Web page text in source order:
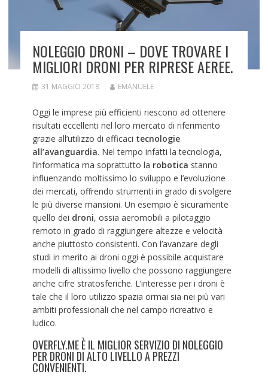
NOLEGGIO DRONI – DOVE TROVARE I
MIGLIORI DRONI PER RIPRESE AEREE.
31 MAGGIO 2018 EMANUELE
Oggi le imprese più efficienti riescono ad ottenere
risultati eccellenti nel loro mercato di riferimento
grazie all’utilizzo di efficaci tecnologie
all’avanguardia. Nel tempo infatti la tecnologia,
l’informatica ma soprattutto la robotica stanno
influenzando moltissimo lo sviluppo e l’evoluzione
dei mercati, offrendo strumenti in grado di svolgere
le più diverse mansioni. Un esempio è sicuramente
quello dei droni, ossia aeromobili a pilotaggio
remoto in grado di raggiungere altezze e velocità
anche piuttosto consistenti. Con l’avanzare degli
studi in merito ai droni oggi è possibile acquistare
modelli di altissimo livello che possono raggiungere
anche cifre stratosferiche. L’interesse per i droni è
tale che il loro utilizzo spazia ormai sia nei più vari
ambiti professionali che nel campo ricreativo e
ludico.
OVERFLY.ME È IL MIGLIOR SERVIZIO DI NOLEGGIO
PER DRONI DI ALTO LIVELLO A PREZZI
CONVENIENTI.